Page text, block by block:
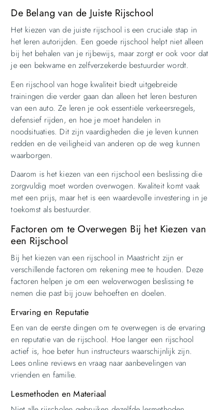
De Belang van de Juiste Rijschool
Het kiezen van de juiste rijschool is een cruciale stap in
het leren autorijden. Een goede rijschool helpt niet alleen
bij het behalen van je rijbewijs, maar zorgt er ook voor dat
je een bekwame en zelfverzekerde bestuurder wordt.
Een rijschool van hoge kwaliteit biedt uitgebreide
trainingen die verder gaan dan alleen het leren besturen
van een auto. Ze leren je ook essentiële verkeersregels,
defensief rijden, en hoe je moet handelen in
noodsituaties. Dit zijn vaardigheden die je leven kunnen
redden en de veiligheid van anderen op de weg kunnen
waarborgen.
Daarom is het kiezen van een rijschool een beslissing die
zorgvuldig moet worden overwogen. Kwaliteit komt vaak
met een prijs, maar het is een waardevolle investering in je
toekomst als bestuurder.
Factoren om te Overwegen Bij het Kiezen van
een Rijschool
Bij het kiezen van een rijschool in Maastricht zijn er
verschillende factoren om rekening mee te houden. Deze
factoren helpen je om een weloverwogen beslissing te
nemen die past bij jouw behoeften en doelen.
Ervaring en Reputatie
Een van de eerste dingen om te overwegen is de ervaring
en reputatie van de rijschool. Hoe langer een rijschool
actief is, hoe beter hun instructeurs waarschijnlijk zijn.
Lees online reviews en vraag naar aanbevelingen van
vrienden en familie.
Lesmethoden en Materiaal